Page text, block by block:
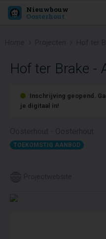
Nieuwbouw
Oosterhout
Hof ter Brake -
Inschrijving geopend.
je digitaal in!
TOEKOMSTIG AANBOD